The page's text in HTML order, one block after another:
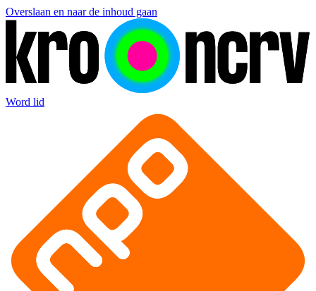
Overslaan en naar de inhoud gaan
Word lid